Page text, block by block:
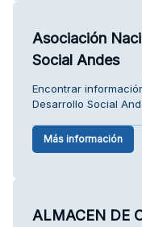
Asociación
Social Andes
Encontrar
Desarrollo Social
Más información
ALMACEN DE